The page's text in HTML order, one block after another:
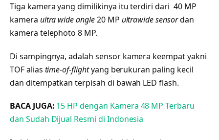
Tiga kamera yang dimilikinya itu terdiri dari 40 MP
kamera ultra wide angle20 MP ultrawide sensordan
kamera telephoto 8 MP.
Di sampingnya, adalah sensor kamera keempat yakni
TOF alias time-of-flightyang berukuran paling kecil
dan ditempatkan terpisah di bawah LED flash.
BACA JUGA: 15 HP dengan Kamera 48 MP Terbaru
dan Sudah Dijual Resmi di Indonesia